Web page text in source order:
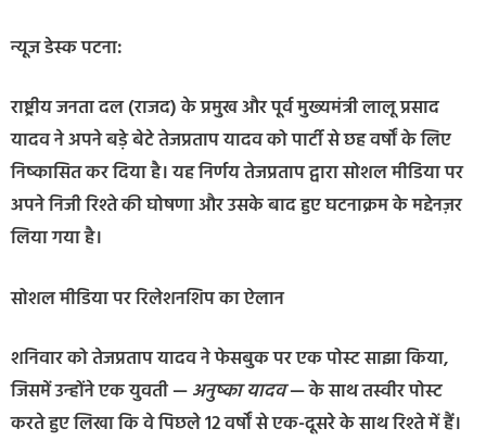
न्यूज डेस्क पटना:
राष्ट्रीय जनता दल (राजद) के प्रमुख और पूर्व मुख्यमंत्री लालू प्रसाद
यादव ने अपने बड़े बेटे तेजप्रताप यादव को पार्टी से छह वर्षों के लिए
निष्कासित कर दिया है। यह निर्णय तेजप्रताप द्वारा सोशल मीडिया पर
अपने निजी रिश्ते की घोषणा और उसके बाद हुए घटनाक्रम के मद्देनज़र
लिया गया है।
सोशल मीडिया पर रिलेशनशिप का ऐलान
शनिवार को तेजप्रताप यादव ने फेसबुक पर एक पोस्ट साझा किया,
जिसमें उन्होंने एक युवती —अनुष्का यादव— के साथ तस्वीर पोस्ट
करते हुए लिखा कि वे पिछले 12 वर्षों से एक-दूसरे के साथ रिश्ते में हैं।